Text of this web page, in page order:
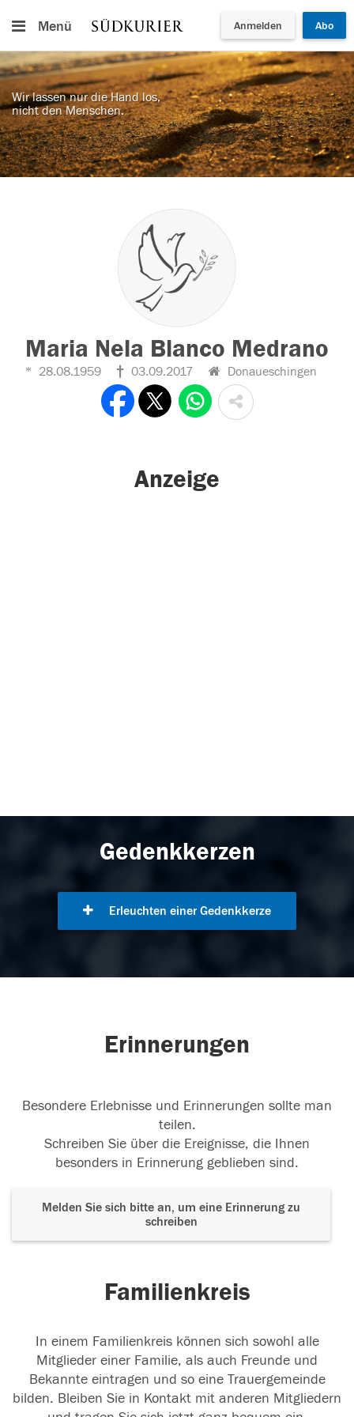
Menü Anmelden Abo
Wir lassen nur die Hand los,
nicht den Menschen.
Maria Nela Blanco Medrano
28.08.1959 03.09.2017 Donaueschingen
Anzeige
Gedenkkerzen
Erleuchten einer Gedenkkerze
Erinnerungen
Besondere Erlebnisse und Erinnerungen sollte man
teilen.
Schreiben Sie über die Ereignisse, die Ihnen
besonders in Erinnerung geblieben sind.
Melden Sie sich bitte an, um eine Erinnerung zu
schreiben
Familienkreis
In einem Familienkreis können sich sowohl alle
Mitglieder einer Familie, als auch Freunde und
Bekannte eintragen und so eine Trauergemeinde
bilden. Bleiben Sie in Kontakt mit anderen Mitgliedern